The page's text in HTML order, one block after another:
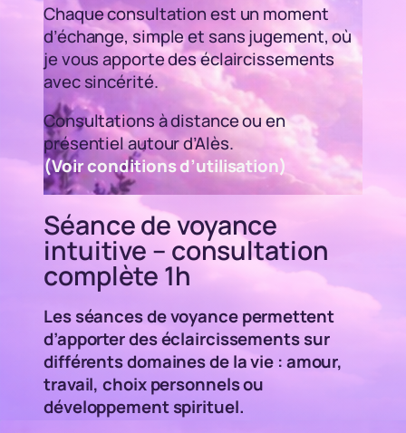
Chaque consultation est un moment
d’échange, simple et sans jugement, où
je vous apporte des éclaircissements
avec sincérité.
Consultations à distance ou en
présentiel autour d’Alès.
(Voir conditions d’utilisation)
Séance de voyance
intuitive – consultation
complète 1h
Les séances de voyance permettent
d’apporter des éclaircissements sur
différents domaines de la vie : amour,
travail, choix personnels ou
développement spirituel.